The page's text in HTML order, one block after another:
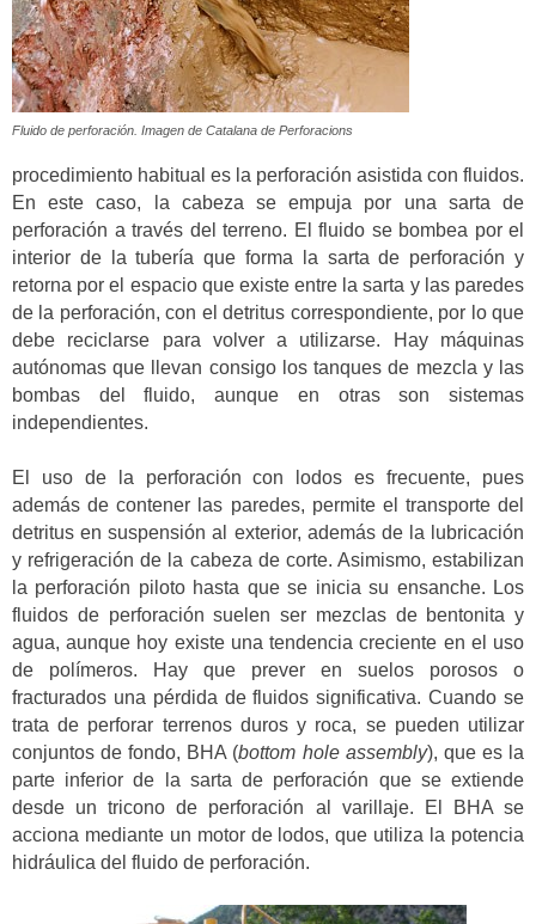
Fluido de perforación. Imagen de Catalana de Perforacions
procedimiento habitual es la perforación asistida con fluidos.
En este caso, la cabeza se empuja por una sarta de
perforación a través del terreno. El fluido se bombea por el
interior de la tubería que forma la sarta de perforación y
retorna por el espacio que existe entre la sarta y las paredes
de la perforación, con el detritus correspondiente, por lo que
debe reciclarse para volver a utilizarse. Hay máquinas
autónomas que llevan consigo los tanques de mezcla y las
bombas del fluido, aunque en otras son sistemas
independientes.
El uso de la perforación con lodos es frecuente, pues
además de contener las paredes, permite el transporte del
detritus en suspensión al exterior, además de la lubricación
y refrigeración de la cabeza de corte. Asimismo, estabilizan
la perforación piloto hasta que se inicia su ensanche. Los
fluidos de perforación suelen ser mezclas de bentonita y
agua, aunque hoy existe una tendencia creciente en el uso
de polímeros. Hay que prever en suelos porosos o
fracturados una pérdida de fluidos significativa. Cuando se
trata de perforar terrenos duros y roca, se pueden utilizar
conjuntos de fondo, BHA (bottom hole assembly), que es la
parte inferior de la sarta de perforación que se extiende
desde un tricono de perforación al varillaje. El BHA se
acciona mediante un motor de lodos, que utiliza la potencia
hidráulica del fluido de perforación.